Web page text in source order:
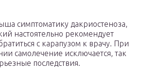
симптоматику дакриостеноза,
настоятельно рекомендует
с карапузом к врачу. При
самолечение исключается, так
последствия.